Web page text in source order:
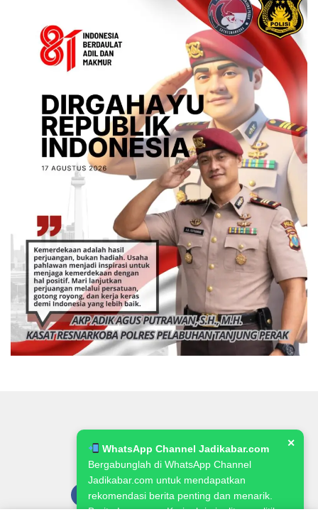
WhatsApp Channel Jadikabar.com
Bergabunglah di WhatsApp Channel
Jadikabar.com untuk mendapatkan
rekomendasi berita penting dan menarik.
Berita Lowongan Kerja, kriminalitas, politik,
✕